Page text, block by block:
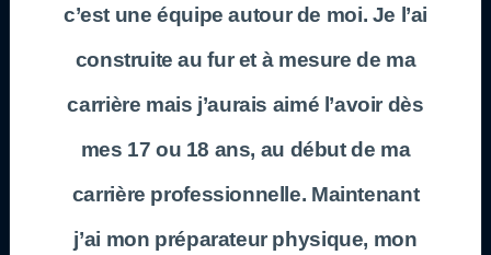
c’est une équipe autour de moi. Je l’ai
construite au fur et à mesure de ma
carrière mais j’aurais aimé l’avoir dès
mes 17 ou 18 ans, au début de ma
carrière professionnelle. Maintenant
j’ai mon préparateur physique, mon